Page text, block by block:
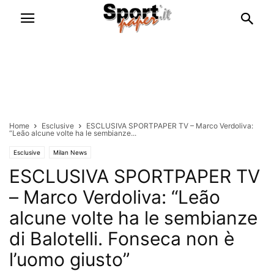
Home Esclusive
ESCLUSIVA SPORTPAPER TV – Marco Verdoliva:
“Leão alcune volte ha le sembianze...
Esclusive Milan News
ESCLUSIVA SPORTPAPER TV
– Marco Verdoliva: “Leão
alcune volte ha le sembianze
di Balotelli. Fonseca non è
l’uomo giusto”